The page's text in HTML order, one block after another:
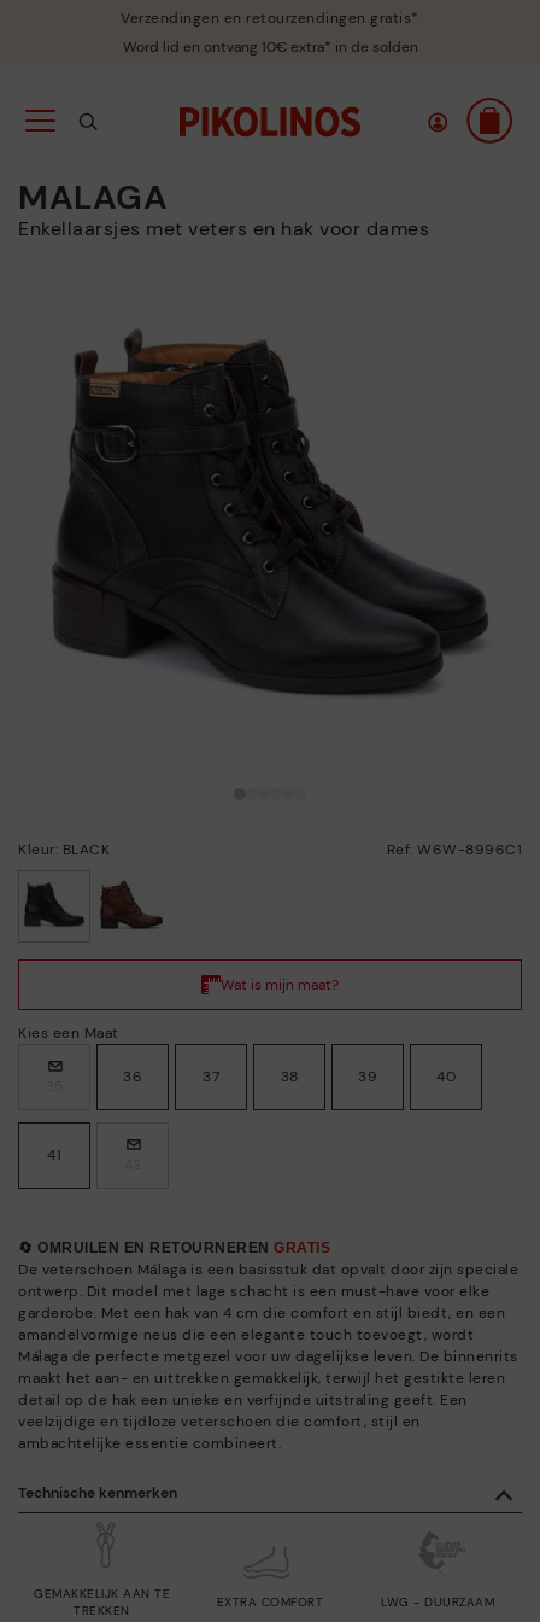
Verzendingen en retourzendingen gratis*
Word lid en ontvang 10€ extra* in de solden
MALAGA
Enkellaarsjes met veters en hak voor dames
Kleur: BLACK Ref: W6W-8996C1
Kies een Maat
36 37 38 39 40
41
🔄 OMRUILEN EN RETOURNEREN GRATIS
De veterschoen Málaga is een basisstuk dat opvalt door zijn speciale
ontwerp. Dit model met lage schacht is een must-have voor elke
garderobe. Met een hak van 4 cm die comfort en stijl biedt, en een
amandelvormige neus die een elegante touch toevoegt, wordt
Málaga de perfecte metgezel voor uw dagelijkse leven. De binnenrits
maakt het aan- en uittrekken gemakkelijk, terwijl het gestikte leren
detail op de hak een unieke en verfijnde uitstraling geeft. Een
veelzijdige en tijdloze veterschoen die comfort, stijl en
ambachtelijke essentie combineert.
Technische kenmerken
GEMAKKELIJK AAN TE
TREKKEN
EXTRA COMFORT LWG - DUURZAAM